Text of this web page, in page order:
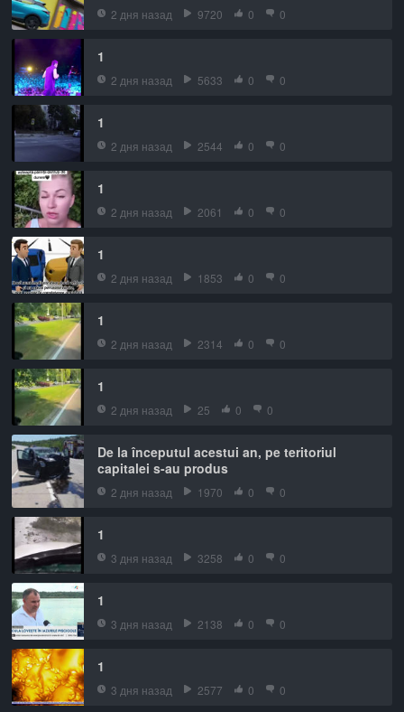
2 дня назад 9720 0 0
1
2 дня назад 5633 0 0
1
2 дня назад 2544 0 0
1
2 дня назад 2061 0 0
1
2 дня назад 1853 0 0
1
2 дня назад 2314 0 0
1
2 дня назад 25 0 0
De la începutul acestui an, pe teritoriul
capitalei s-au produs
2 дня назад 1970 0 0
1
3 дня назад 3258 0 0
1
3 дня назад 2138 0 0
1
3 дня назад 2577 0 0